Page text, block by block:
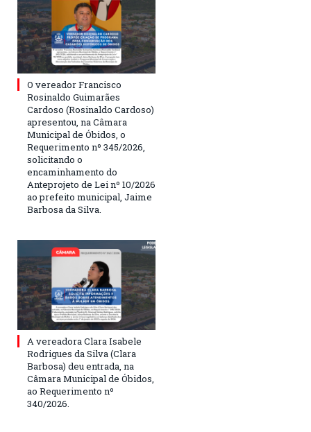
O vereador Francisco
Rosinaldo Guimarães
Cardoso (Rosinaldo Cardoso)
apresentou, na Câmara
Municipal de Óbidos, o
Requerimento nº 345/2026,
solicitando o
encaminhamento do
Anteprojeto de Lei nº 10/2026
ao prefeito municipal, Jaime
Barbosa da Silva.
A vereadora Clara Isabele
Rodrigues da Silva (Clara
Barbosa) deu entrada, na
Câmara Municipal de Óbidos,
ao Requerimento nº
340/2026.